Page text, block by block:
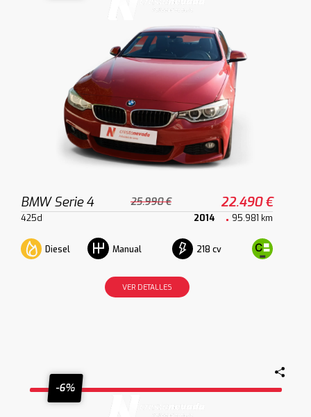
BMW Serie 4 25.990 € 22.490 €
425d 2014 95.981 km
Diesel Manual 218 cv
VER DETALLES
-6%